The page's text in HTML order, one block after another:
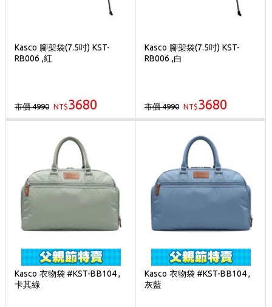
Kasco 腳架袋(7.5吋) KST-
RB006 ,紅
市價 4990 NT$3680
Kasco 腳架袋(7.5吋) KST-
RB006 ,白
市價 4990 NT$3680
Kasco 衣物袋 #KST-BB104 ,
卡其綠
Kasco 衣物袋 #KST-BB104 ,
灰藍